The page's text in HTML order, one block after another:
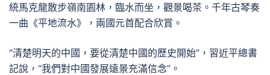
統馬克龍散步嶺南園林，臨水而坐，觀景喝茶。千年古琴奏
一曲《平地流水》，兩國元首配合欣賞。
“清楚明天的中國，要從清楚中國的歷史開始”，習近平總書
記說，“我們對中國發展遠景充滿信念”。